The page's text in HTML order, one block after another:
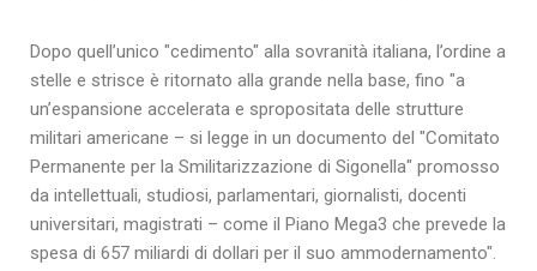
Dopo quell’unico "cedimento" alla sovranità italiana, l’ordine a
stelle e strisce è ritornato alla grande nella base, fino "a
un’espansione accelerata e spropositata delle strutture
militari americane – si legge in un documento del "Comitato
Permanente per la Smilitarizzazione di Sigonella" promosso
da intellettuali, studiosi, parlamentari, giornalisti, docenti
universitari, magistrati – come il Piano Mega3 che prevede la
spesa di 657 miliardi di dollari per il suo ammodernamento".